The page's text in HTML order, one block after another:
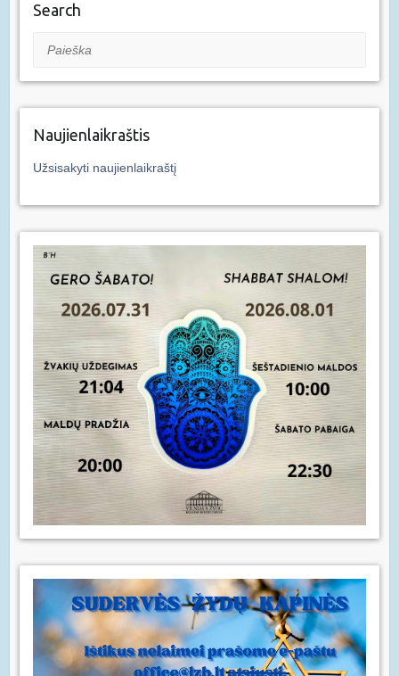
Search
Paieška
Naujienlaikraštis
Užsisakyti naujienlaikraštį